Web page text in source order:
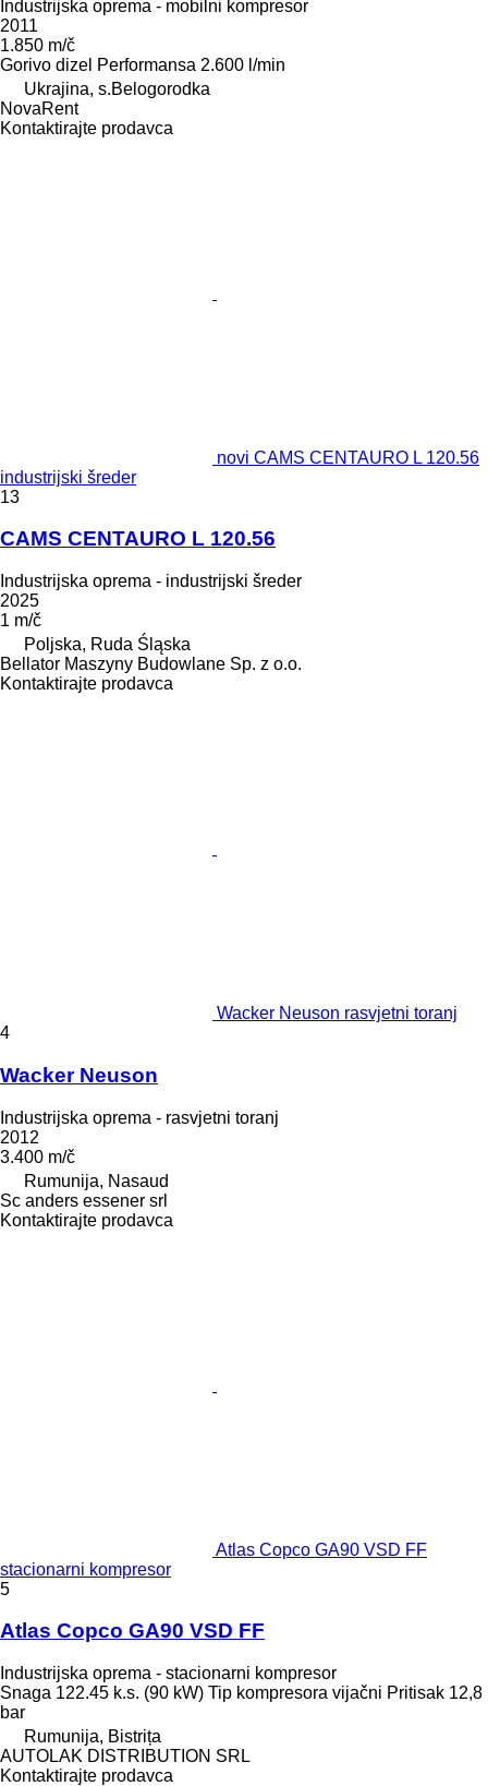
Industrijska oprema - mobilni kompresor
2011
1.850 m/č
Gorivo dizel Performansa 2.600 l/min
Ukrajina, s.Belogorodka
NovaRent
Kontaktirajte prodavca
novi CAMS CENTAURO L 120.56
industrijski šreder
13
CAMS CENTAURO L 120.56
Industrijska oprema - industrijski šreder
2025
1 m/č
Poljska, Ruda Śląska
Bellator Maszyny Budowlane Sp. z o.o.
Kontaktirajte prodavca
Wacker Neuson rasvjetni toranj
4
Wacker Neuson
Industrijska oprema - rasvjetni toranj
2012
3.400 m/č
Rumunija, Nasaud
Sc anders essener srl
Kontaktirajte prodavca
Atlas Copco GA90 VSD FF
stacionarni kompresor
5
Atlas Copco GA90 VSD FF
Industrijska oprema - stacionarni kompresor
Snaga 122.45 k.s. (90 kW) Tip kompresora vijačni Pritisak 12,8
bar
Rumunija, Bistrița
AUTOLAK DISTRIBUTION SRL
Kontaktirajte prodavca